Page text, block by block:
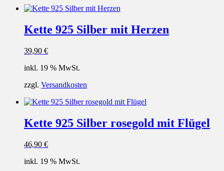
Kette 925 Silber mit Herzen
39,90 €
inkl. 19 % MwSt.
zzgl. Versandkosten
Kette 925 Silber rosegold mit Flügel
46,90 €
inkl. 19 % MwSt.